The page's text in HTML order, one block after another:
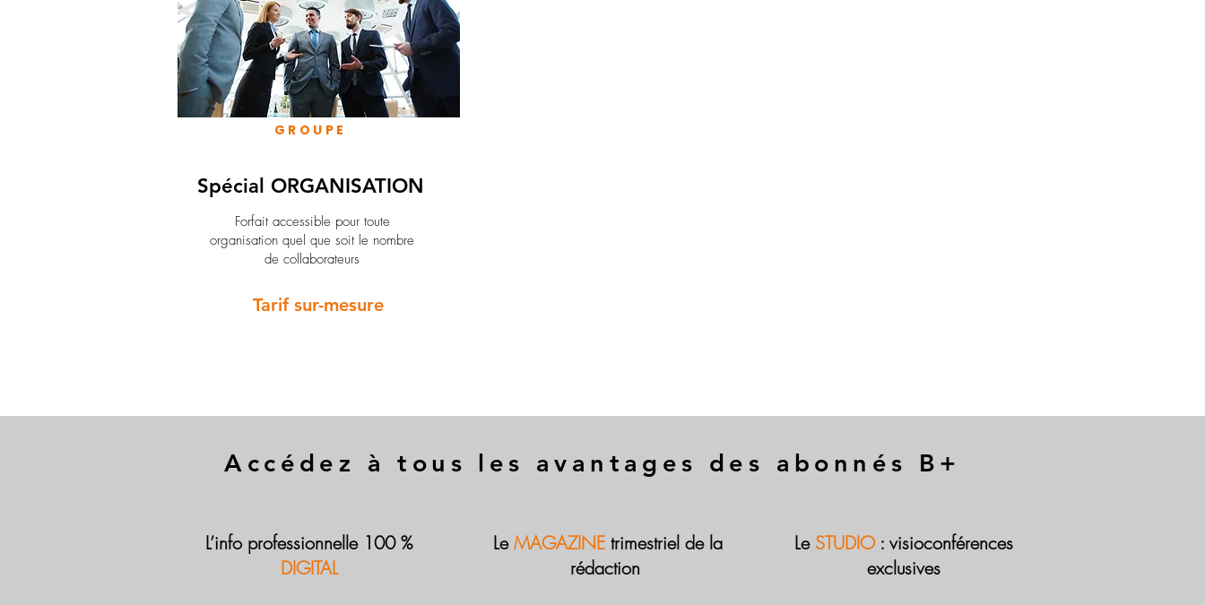
GROUPE
Spécial ORGANISATION
Forfait accessible pour toute
organisation quel que soit le nombre
de collaborateurs
Tarif sur-mesure
Accédez à tous les avantages des abonnés B+
L’info professionnelle 100 %
DIGITAL
LeMAGAZINE trimestriel de la
rédaction
Le STUDIO : visioconférences
exclusives